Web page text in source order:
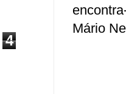
Mário
4